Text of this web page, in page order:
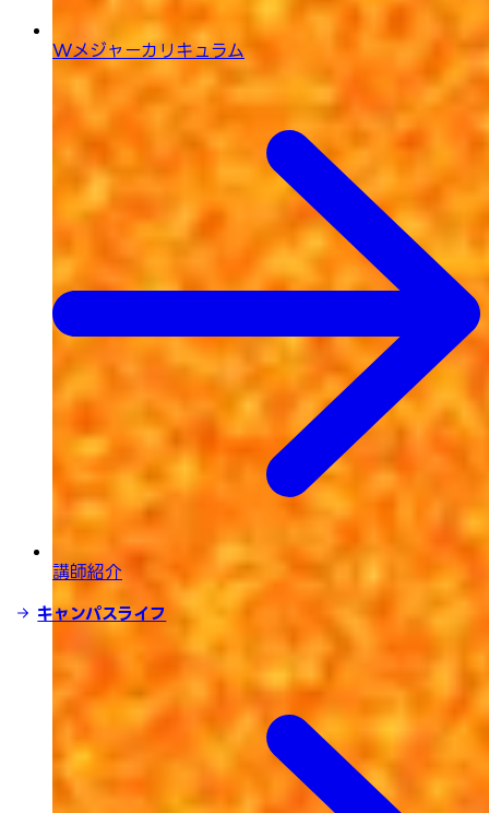
Wメジャーカリキュラム
講師紹介
キャンパスライフ